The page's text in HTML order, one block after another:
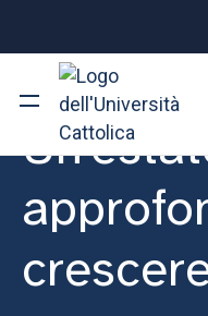
Corsi di studio
Ricerca